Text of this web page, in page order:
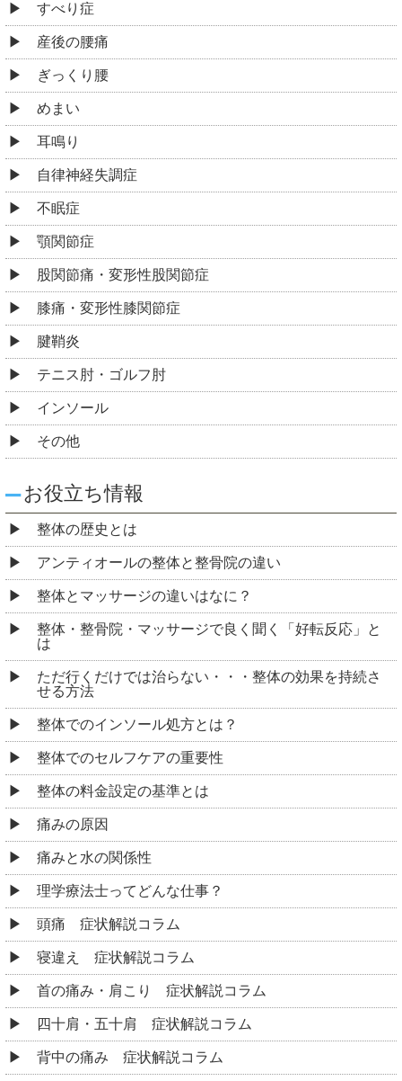
すべり症
産後の腰痛
ぎっくり腰
めまい
耳鳴り
自律神経失調症
不眠症
顎関節症
股関節痛・変形性股関節症
膝痛・変形性膝関節症
腱鞘炎
テニス肘・ゴルフ肘
インソール
その他
お役立ち情報
整体の歴史とは
アンティオールの整体と整骨院の違い
整体とマッサージの違いはなに？
整体・整骨院・マッサージで良く聞く「好転反応」と
は
ただ行くだけでは治らない・・・整体の効果を持続さ
せる方法
整体でのインソール処方とは？
整体でのセルフケアの重要性
整体の料金設定の基準とは
痛みの原因
痛みと水の関係性
理学療法士ってどんな仕事？
頭痛 症状解説コラム
寝違え 症状解説コラム
首の痛み・肩こり 症状解説コラム
四十肩・五十肩 症状解説コラム
背中の痛み 症状解説コラム